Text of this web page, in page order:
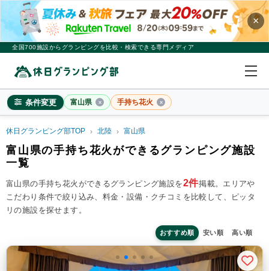
×
全国700施設からグランピングを比較・検索できる専門メディア
条件変更 富山県 手持ち花火
料金目安※4名利用時の1名最安値
~20,000円/人 20,001~39,999円/人 40,000円~/人
シチュエーション
ペット連れ
ドームテント コテージ・ロッジ
バンガロー・キャビン 1組限定貸切
休日グランピング部TOP 北陸 富山県
富山県の手持ち花火ができるグランピング施設
一覧
富山県の手持ち花火ができるグランピング施設を2件掲載。 エリアや
こだわり条件で絞り込み、料金・設備・クチコミを比較して、ピッタ
リの施設を探せます。
おすすめ順 安い順 高い順